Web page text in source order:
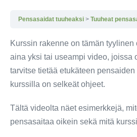
Pensasaidat tuuheaksi Tuuheat
Kurssin rakenne on tämän
aina yksi tai useampi video, joissa
tarvitse tietää etukäteen
kurssilla on selkeät ohjeet.
Tältä videolta näet esimerkkejä,
pensasaitaa oikein sekä mitä